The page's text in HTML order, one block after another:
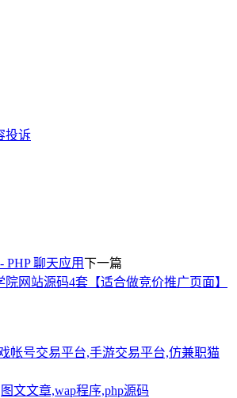
投诉
PHP 聊天应用下一篇
网站源码4套【适合做竞价推广页面】
帐号交易平台,手游交易平台,仿兼职猫
文文章,wap程序,php源码